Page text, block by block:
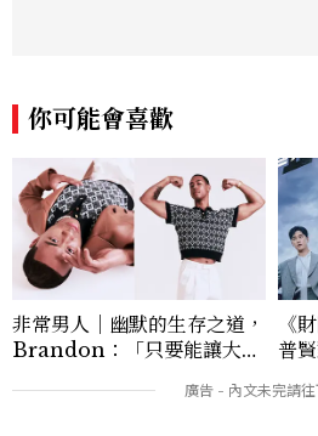
你可能會喜歡
非常男人｜幽默的生存之道，
Brandon：「只要能讓大家
讓敵人成為朋友。」
《
普
卡